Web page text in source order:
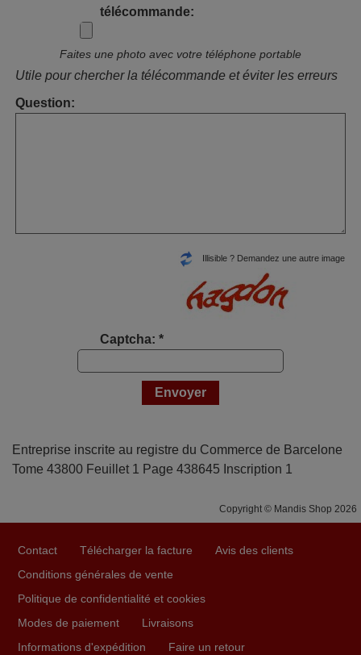
télécommande:
Faites une photo avec votre téléphone portable
Utile pour chercher la télécommande et éviter les erreurs
Question:
Illisible ? Demandez une autre image
Captcha: *
Entreprise inscrite au registre du Commerce de Barcelone
Tome 43800 Feuillet 1 Page 438645 Inscription 1
Copyright © Mandis Shop 2026
Contact Télécharger la facture
Avis des clients
Conditions générales de vente
Politique de confidentialité et cookies
Modes de paiement
Livraisons
Informations d'expédition
Faire un retour